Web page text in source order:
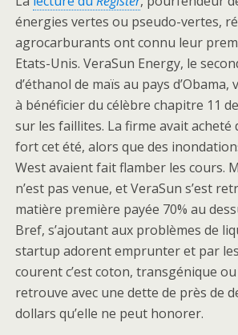
énergies vertes ou pseudo-vertes,
agrocarburants ont connu leur
Etats-Unis. VeraSun Energy, le
d’éthanol de maïs au pays
à bénéficier du célèbre chapitre 11
sur les faillites. La firme avait
fort cet été, alors que des
West avaient fait flamber les cours.
n’est pas venue, et VeraSun s’est
matière première payée 70% au
Bref, s’ajoutant aux problèmes de
startup adorent emprunter et par
courent c’est coton, transgénique
retrouve avec une dette de près de
dollars qu’elle ne peut honorer.